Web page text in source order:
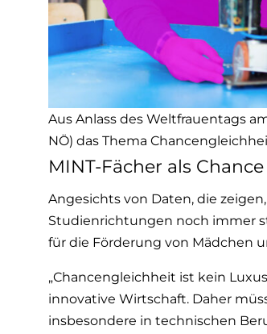
Aus Anlass des Weltfrauentags
NÖ) das Thema
MINT-Fächer als
Angesichts von Daten, die
Studienrichtungen noch immer
für die Förderung von Mädchen
„Chancengleichheit ist kein
innovative Wirtschaft. Daher
insbesondere in technischen